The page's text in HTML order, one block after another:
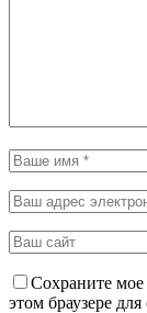
Сохраните мое
этом браузере